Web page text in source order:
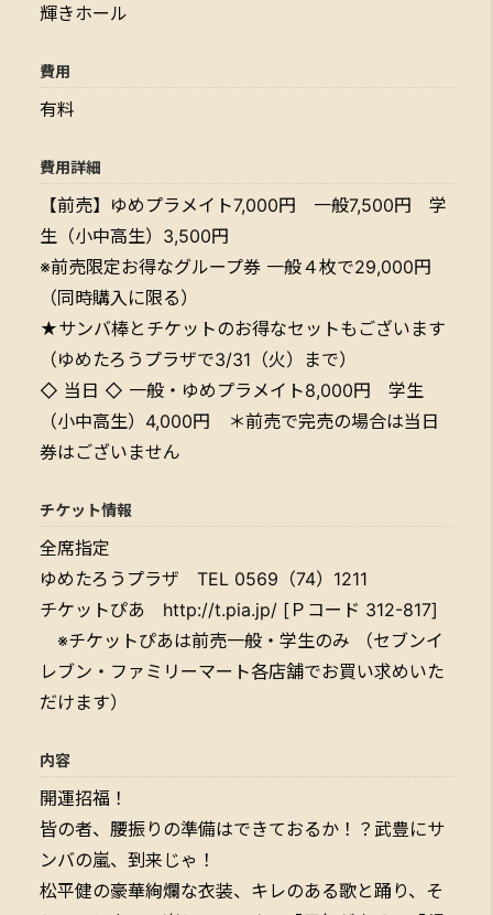
輝きホール
費用
有料
費用詳細
【前売】ゆめプラメイト7,000円 一般7,500円 学
生（小中高生）3,500円
※前売限定お得なグループ券 一般４枚で29,000円
（同時購入に限る）
★サンバ棒とチケットのお得なセットもございます
（ゆめたろうプラザで3/31（火）まで）
◇ 当日 ◇ 一般・ゆめプラメイト8,000円 学生
（小中高生）4,000円 ＊前売で完売の場合は当日
券はございません
チケット情報
全席指定
ゆめたろうプラザ TEL 0569（74）1211
チケットぴあ http://t.pia.jp/ [Ｐコード 312-817]
※チケットぴあは前売一般・学生のみ （セブンイ
レブン・ファミリーマート各店舗でお買い求めいた
だけます）
内容
開運招福！
皆の者、腰振りの準備はできておるか！？武豊にサ
ンバの嵐、到来じゃ！
松平健の豪華絢爛な衣装、キレのある歌と踊り、そ